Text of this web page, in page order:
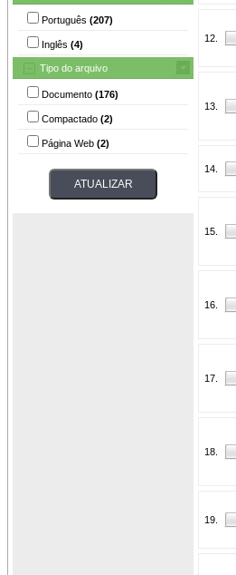
Português (207)
Inglês (4)
Tipo do arquivo
Documento (176)
Compactado (2)
Página Web (2)
12.
13.
14.
15.
16.
17.
18.
19.